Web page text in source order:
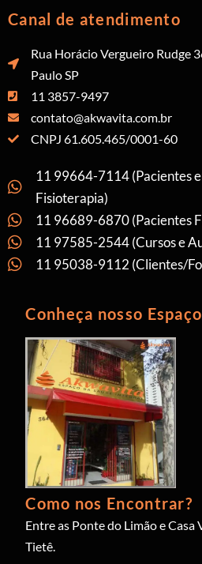
Canal de atendimento
Rua Horácio Vergueiro Rudge
Paulo SP
11 3857-9497
contato@akwavita.com.br
CNPJ 61.605.465/0001-60
11 99664-7114 (Pacientes
Fisioterapia)
11 96689-6870 (Pacientes
11 97585-2544 (Cursos e
11 95038-9112 (Clientes/
Conheça nosso Espaço
Como nos Encontrar?
Entre as Ponte do Limão e Casa
Tietê.